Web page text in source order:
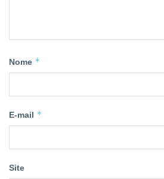
Nome *
E-mail *
Site